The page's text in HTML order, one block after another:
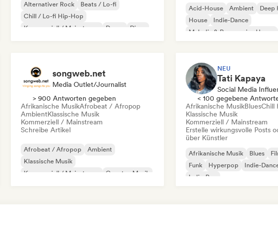
Alternativer Rock
Beats / Lo-fi
Chill / Lo-fi Hip-Hop
Kommerziell / Mainstream
Dance
Disco
Acid-House Ambient
Deep
House
Indie-Dance
Melodic & Progressive House
songweb.net
Media Outlet/Journalist
> 900 Antworten gegeben
Afrikanische MusikAfrobeat / Afropop
AmbientKlassische Musik
Kommerziell / Mainstream
Schreibe Artikel
Afrobeat / Afropop
Ambient
Klassische Musik
Kommerziell / Mainstream
Country-Musik
NEU
Tati Kapaya
Social Media
< 100 gegebene
Afrikanische MusikBluesChill
Klassische Musik
Kommerziell / Mainstream
Erstelle wirkungsvolle Posts
über Künstler
Afrikanische Musik Blues
Funk
Hyperpop Indie-
Indie-Pop